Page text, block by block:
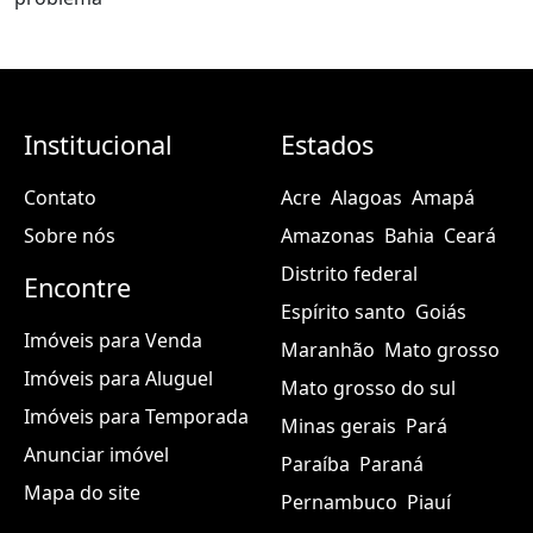
Institucional
Contato
Sobre nós
Encontre
Imóveis para Venda
Imóveis para Aluguel
Imóveis para Temporada
Anunciar imóvel
Mapa do site
Estados
Acre Alagoas Amapá
Amazonas Bahia Ceará
Distrito federal
Espírito santo Goiás
Maranhão Mato grosso
Mato grosso do sul
Minas gerais Pará
Paraíba Paraná
Pernambuco Piauí